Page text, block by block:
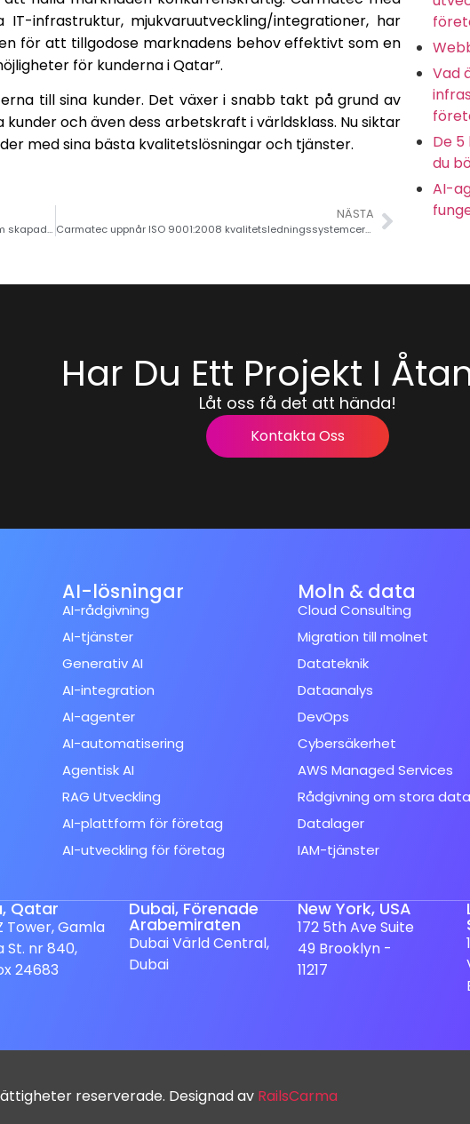
infrastruktur, mjukvaruutveckling/integrationer, har
för att tillgodose marknadens behov effektivt som en
för kunderna i Qatar”.
till sina kunder. Det växer i snabb takt på grund av
och även dess arbetskraft i världsklass. Nu siktar
med sina bästa kvalitetslösningar och tjänster.
The Success Story of HACKATHON – En händelse som skapade kreativitet
NÄSTA
Carmatec uppnår ISO 9001:2008 kvalitetsledningssystemcertifiering
Vad
De
du
AI-
Har Du Ett Projekt I
Låt oss få det att hända!
Kontakta Oss
AI-lösningar
AI-rådgivning
AI-tjänster
Generativ AI
AI-integration
AI-agenter
AI-automatisering
Agentisk AI
RAG Utveckling
AI-plattform för företag
AI-utveckling för företag
Moln & data
Cloud Consulting
Migration till molnet
Datateknik
Dataanalys
DevOps
Cybersäkerhet
AWS Managed Services
Rådgivning om stora
Datalager
IAM-tjänster
Qatar
Tower, Gamla
St. nr 840,
24683
Dubai, Förenade
Arabemiraten
Dubai Värld Central,
Dubai
New York, USA
172 5th Ave Suite
49 Brooklyn -
11217
reserverade. Designad av RailsCarma